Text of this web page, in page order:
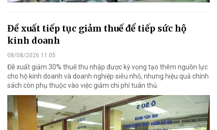
Đề xuất tiếp tục giảm thuế để tiếp sức hộ
kinh doanh
08/08/2026 11:05
Đề xuất giảm 30% thuế thu nhập được kỳ vọng tạo thêm nguồn lực
cho hộ kinh doanh và doanh nghiệp siêu nhỏ, nhưng hiệu quả chính
sách còn phụ thuộc vào việc giảm chi phí tuân thủ.